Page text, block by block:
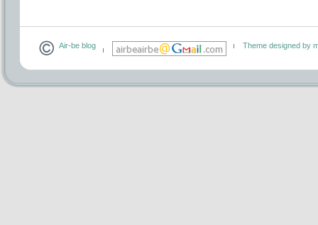
Air-be blog Theme designed by